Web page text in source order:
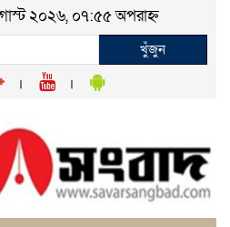
২০২৬, ০৭:৫৫ অপরাহ্ন
খুঁজুন